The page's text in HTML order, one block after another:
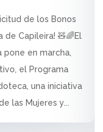
de los Bonos
Capileira! 🧸🌈El
pone en marcha,
el Programa
una iniciativa
las Mujeres y...